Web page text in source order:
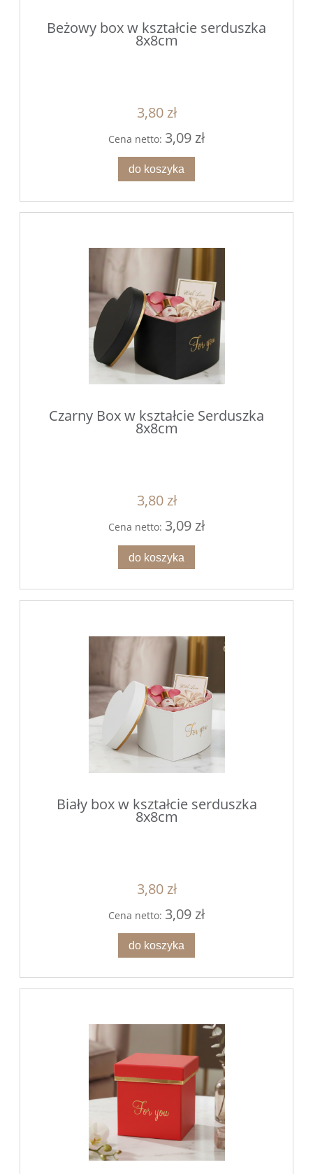
Beżowy box w kształcie serduszka
8x8cm
3,80 zł
Cena netto: 3,09 zł
do koszyka
Czarny Box w kształcie Serduszka
8x8cm
3,80 zł
Cena netto: 3,09 zł
do koszyka
Biały box w kształcie serduszka
8x8cm
3,80 zł
Cena netto: 3,09 zł
do koszyka